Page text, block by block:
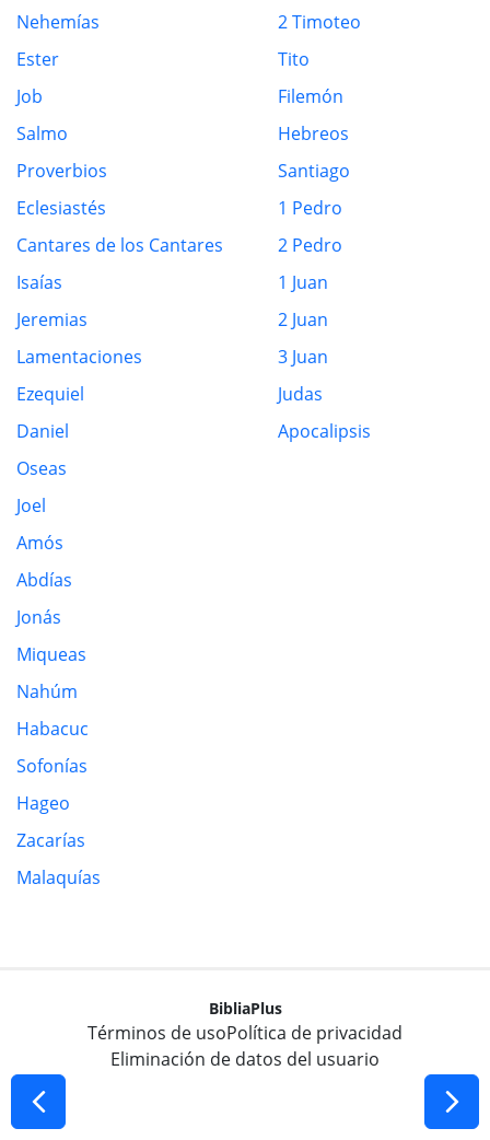
Nehemías
Ester
Job
Salmo
Proverbios
Eclesiastés
Cantares de los Cantares
Isaías
Jeremias
Lamentaciones
Ezequiel
Daniel
Oseas
Joel
Amós
Abdías
Jonás
Miqueas
Nahúm
Habacuc
Sofonías
Hageo
Zacarías
Malaquías
2 Timoteo
Tito
Filemón
Hebreos
Santiago
1 Pedro
2 Pedro
1 Juan
2 Juan
3 Juan
Judas
Apocalipsis
BibliaPlus
Términos de usoPolítica de privacidad
Eliminación de datos del usuario